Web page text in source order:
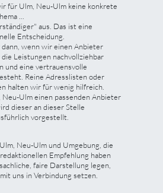
für Ulm, Neu-Ulm keine konkrete
...
aus. Das ist eine
Entscheidung.
wenn wir einen Anbieter
Leistungen nachvollziehbar
und eine vertrauensvolle
Reine Adresslisten oder
halten wir für wenig hilfreich.
Ulm einen passenden Anbieter
dieser an dieser Stelle
vorgestellt.
Neu-Ulm und Umgebung, die
Empfehlung haben
faire Darstellung legen,
uns in Verbindung setzen.